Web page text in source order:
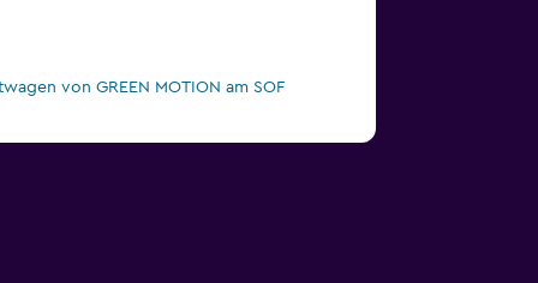
von GREEN MOTION am SOF